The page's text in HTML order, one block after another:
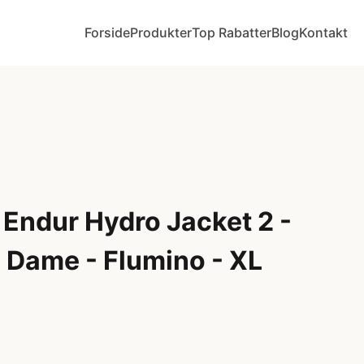
ForsideProdukterTop RabatterBlogKontakt
Hydro Jacket 2 -
- Flumino - XL